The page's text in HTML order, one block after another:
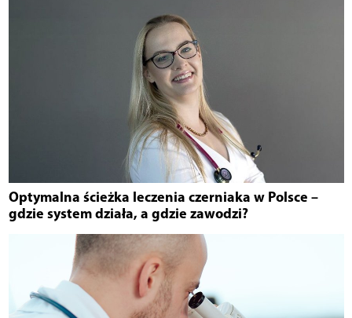
Optymalna ścieżka leczenia czerniaka w Polsce –
gdzie system działa, a gdzie zawodzi?